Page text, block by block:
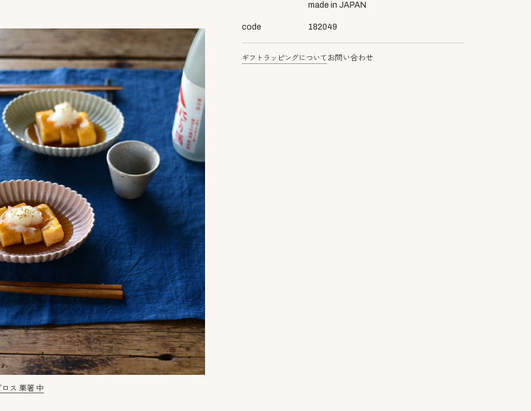
made in JAPAN
code 182049
ギフトラッピングについて お問い合わせ
ロス 栗箸 中